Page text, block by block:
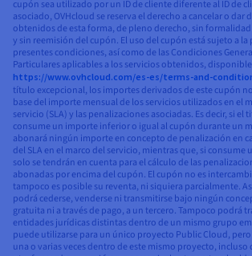
cupón sea utilizado por un ID de cliente diferente al ID de
asociado, OVHcloud se reserva el derecho a cancelar o dar
obtenidos de esta forma, de pleno derecho, sin
y sin reemisión del cupón. El uso del cupón está sujeto a
presentes condiciones, así como de las Condiciones
Particulares aplicables a los servicios obtenidos,
https://www.ovhcloud.com/es-es/terms-and-
título excepcional, los importes derivados de este cupón
base del importe mensual de los servicios utilizados en el
servicio (SLA) y las penalizaciones asociadas. Es decir, si el
consume un importe inferior o igual al cupón durante un
abonará ningún importe en concepto de penalización en
del SLA en el marco del servicio, mientras que, si consume
solo se tendrán en cuenta para el cálculo de las
abonadas por encima del cupón. El cupón no es
tampoco es posible su reventa, ni siquiera parcialmente.
podrá cederse, venderse ni transmitirse bajo ningún
gratuita ni a través de pago, a un tercero. Tampoco podrá
entidades jurídicas distintas dentro de un mismo grupo
puede utilizarse para un único proyecto Public Cloud,
una o varias veces dentro de este mismo proyecto,